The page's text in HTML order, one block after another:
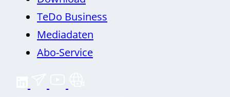
TeDo Business
Mediadaten
Abo-Service